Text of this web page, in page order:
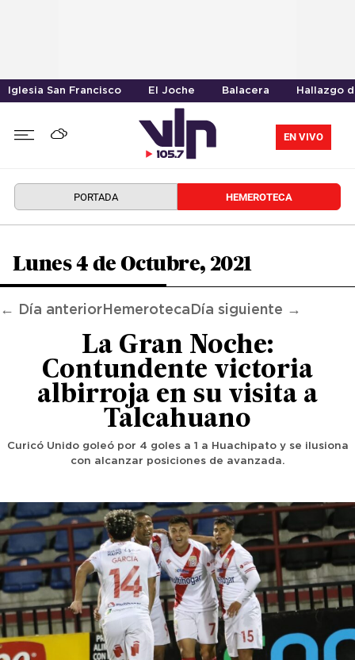
Iglesia San Francisco El Joche Balacera Hallazgo
EN VIVO
PORTADA HEMEROTECA
Lunes 4 de Octubre, 2021
← Día anterior Hemeroteca Día siguiente →
La Gran Noche:
Contundente victoria
albirroja en su visita a
Talcahuano
Curicó Unido goleó por 4 goles a 1 a Huachipato y se ilusiona
con alcanzar posiciones de avanzada.